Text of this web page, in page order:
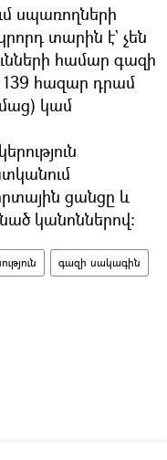
սպառողների
տարին է` չեն
համար գազի
139 հազար դրամ
կամ
ցանցը և
կանոններով։
գազի սակագին